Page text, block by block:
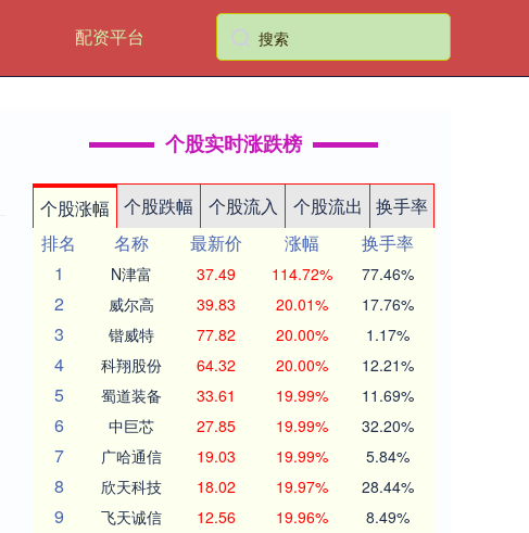
配资平台
个股实时涨跌榜
个股涨幅 个股跌幅 个股流入 个股流出
换手率
排名
名称 最新价 涨幅
换手率
1
N津富 37.49 114.72% 77.46%
2 威尔高 39.83 20.01% 17.76%
3 锴威特 77.82 20.00% 1.17%
4 科翔股份 64.32 20.00% 12.21%
5 蜀道装备 33.61 19.99% 11.69%
6 中巨芯 27.85 19.99% 32.20%
7 广哈通信 19.03 19.99% 5.84%
8 欣天科技 18.02 19.97% 28.44%
9 飞天诚信 12.56 19.96% 8.49%